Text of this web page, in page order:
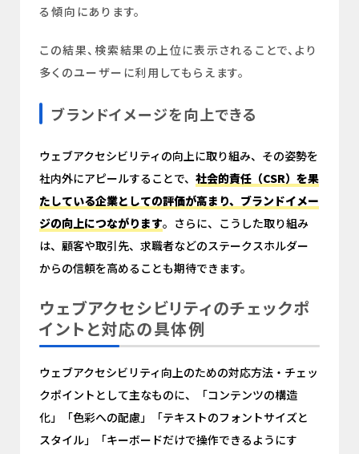
る傾向にあります。
この結果、検索結果の上位に表示されることで、より
多くのユーザーに利用してもらえます。
ブランドイメージを向上できる
ウェブアクセシビリティの向上に取り組み、その姿勢を
社内外にアピールすることで、社会的責任（CSR）を果
たしている企業としての評価が高まり、ブランドイメー
ジの向上につながります。さらに、こうした取り組み
は、顧客や取引先、求職者などのステークスホルダー
からの信頼を高めることも期待できます。
ウェブアクセシビリティのチェックポ
イントと対応の具体例
ウェブアクセシビリティ向上のための対応方法・チェッ
クポイントとして主なものに、「コンテンツの構造
化」「色彩への配慮」「テキストのフォントサイズと
スタイル」「キーボードだけで操作できるようにす